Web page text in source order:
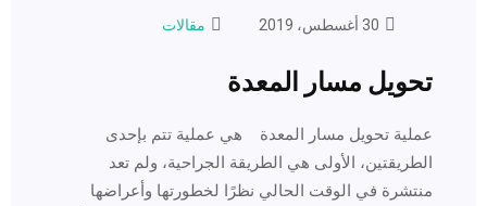
مقالات
تحويل مسار المعدة
عملية تحويل مسار المعدة هي عملية تتم بإحدى
الطريقتين، الأولى هي الطريقة الجراحية، ولم تعد
منتشرة في الوقت الحالي نظرًا لخطورتها وأعراضها